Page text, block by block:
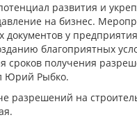
развития и
на бизнес.
у
благоприятных
сроков получения
Юрий Рыбко.
разрешений на